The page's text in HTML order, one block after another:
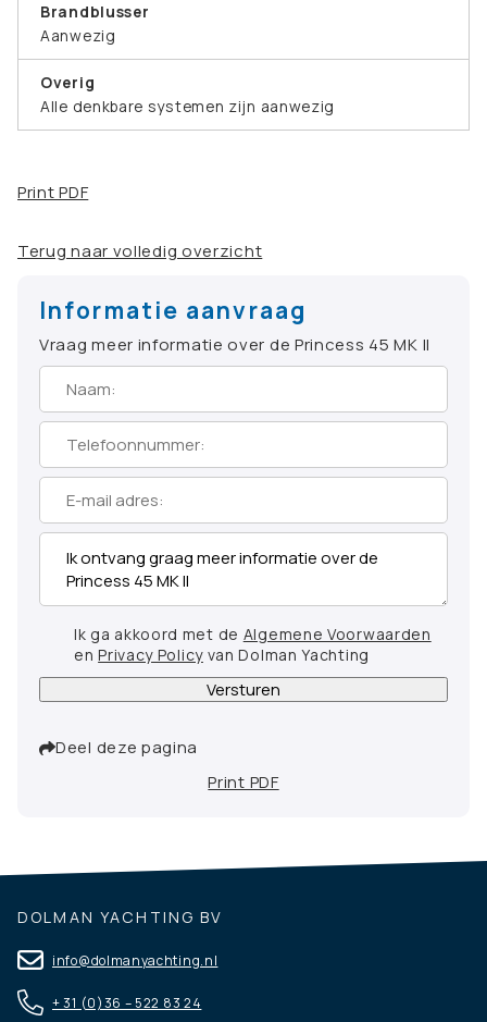
Brandblusser
Aanwezig
Overig
Alle denkbare systemen zijn aanwezig
Print PDF
Terug naar volledig overzicht
Informatie aanvraag
Vraag meer informatie over de Princess 45 MK II
Ik ga akkoord met de Algemene Voorwaarden
enPrivacy Policyvan Dolman Yachting
Versturen
Deel deze pagina
Print PDF
DOLMAN YACHTING BV
info@dolmanyachting.nl
+ 31 (0)36 – 522 83 24